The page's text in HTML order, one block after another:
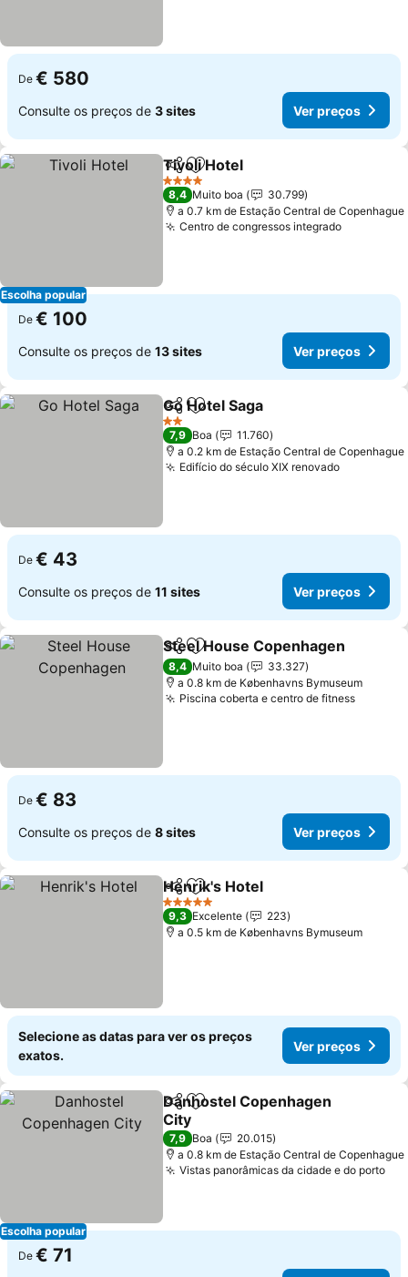
De € 580
Consulte os preços de 3 sites Ver preços
Escolha popular
PartilharAdicionar aos favoritos
Tivoli Hotel
4 Estrelas
8,4 Muito boa
30.799
a 0.7 km de Estação Central de Copenhague
Centro de congressos integradoVer
De € 100
Consulte os preços de 13 sites Ver preços
PartilharAdicionar aos favoritos
Go Hotel Saga
2 Estrelas
7,9 Boa
11.760
a 0.2 km de Estação Central de Copenhague
Edifício do século XIX renovadoVer
De € 43
Consulte os preços de 11 sites Ver preços
PartilharAdicionar aos favoritos
Steel House Copenhagen
8,4 Muito boa
33.327
a 0.8 km de Københavns Bymuseum
Piscina coberta e centro de fitnessVer
De € 83
Consulte os preços de 8 sites Ver preços
PartilharAdicionar aos favoritos
Henrik's Hotel
5 Estrelas
9,3 Excelente
223
a 0.5 km de Københavns Bymuseum
Selecione as datas para ver os preços
exatos.
Ver preços
Escolha popular
PartilharAdicionar aos favoritos
Danhostel Copenhagen
City
Ver preços
7,9 Boa
20.015
a 0.8 km de Estação Central de Copenhague
Vistas panorâmicas da cidade e do porto
De € 71